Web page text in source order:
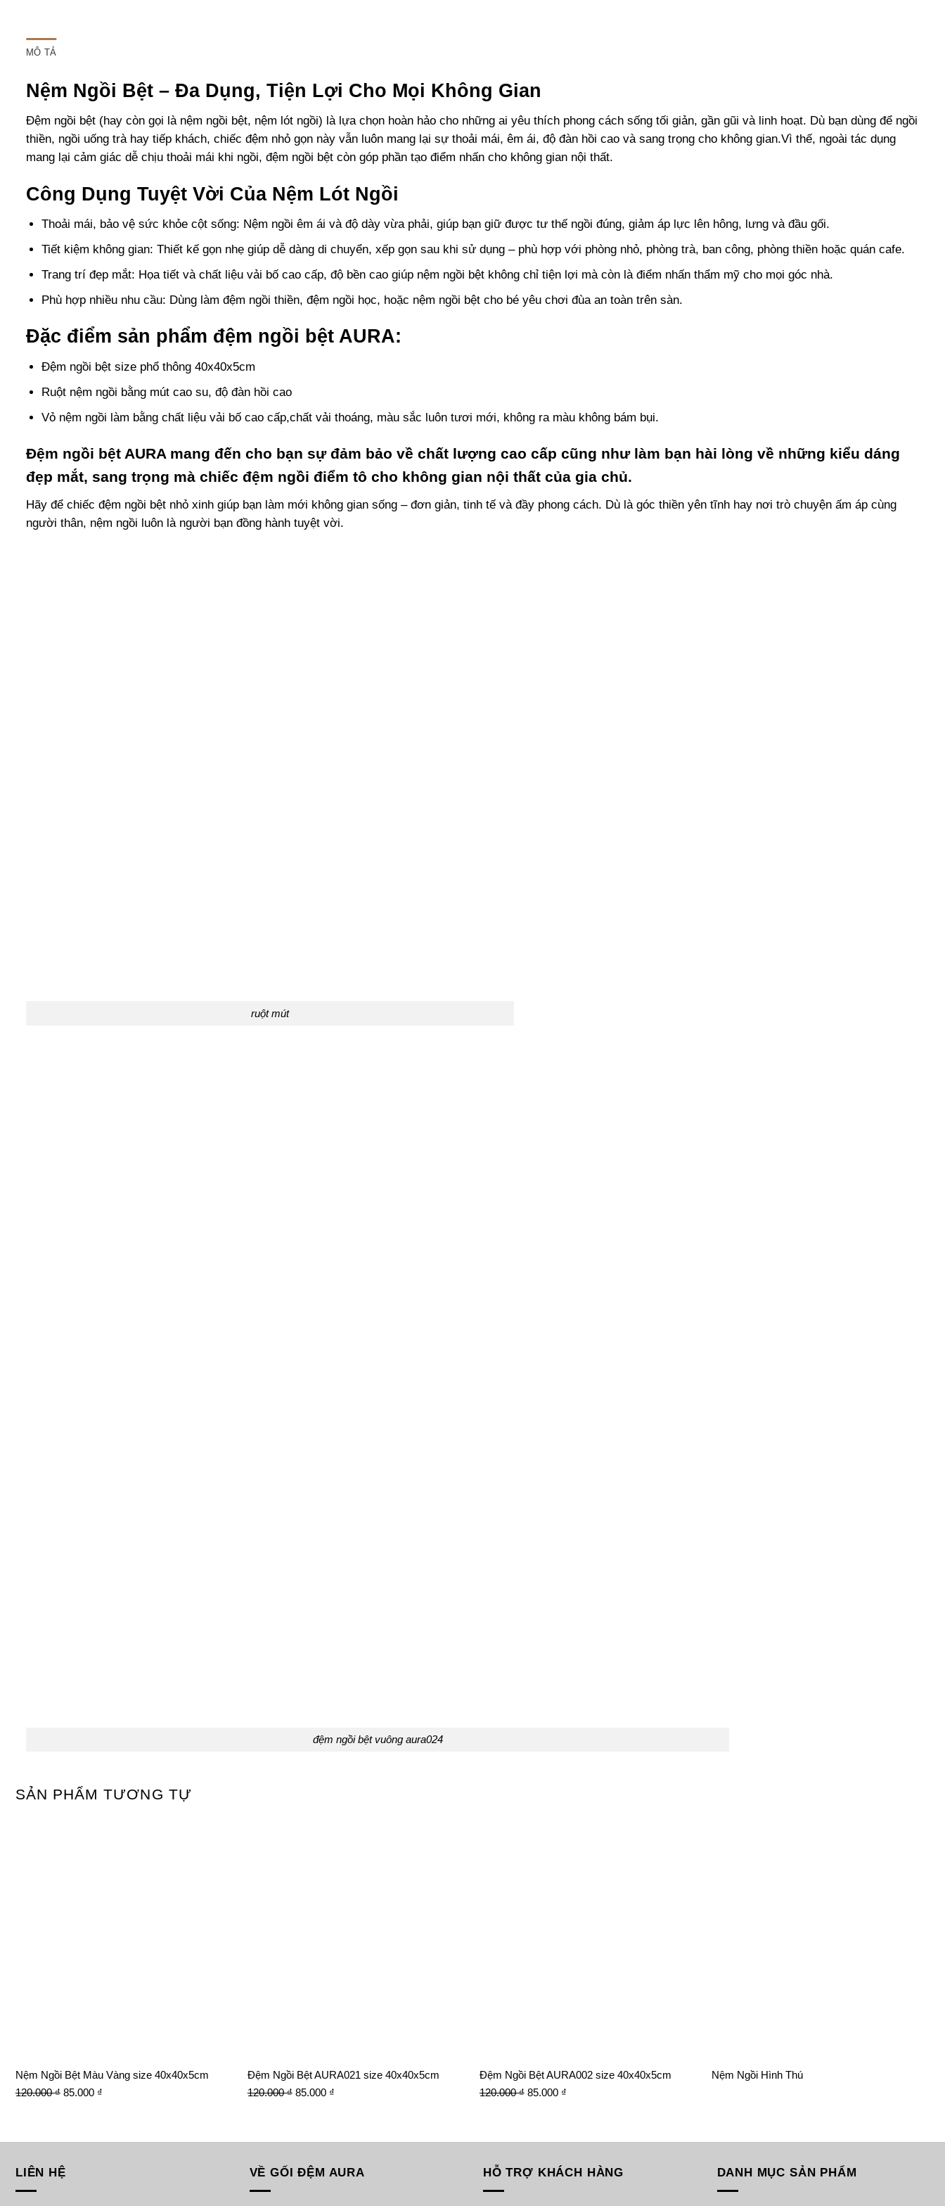
MÔ TẢ
Nệm Ngồi Bệt – Đa Dụng, Tiện Lợi Cho Mọi Không Gian
Đệm ngồi bệt (hay còn gọi là nệm ngồi bệt, nệm lót ngồi) là lựa chọn hoàn hảo cho những ai yêu thích phong cách sống tối giản, gần gũi và linh hoạt. Dù bạn dùng để ngồi
thiền, ngồi uống trà hay tiếp khách, chiếc đệm nhỏ gọn này vẫn luôn mang lại sự thoải mái, êm ái, độ đàn hồi cao và sang trọng cho không gian.Vì thế, ngoài tác dụng
mang lại cảm giác dễ chịu thoải mái khi ngồi, đệm ngồi bệt còn góp phần tạo điểm nhấn cho không gian nội thất.
Công Dụng Tuyệt Vời Của Nệm Lót Ngồi
Thoải mái, bảo vệ sức khỏe cột sống: Nệm ngồi êm ái và độ dày vừa phải, giúp bạn giữ được tư thế ngồi đúng, giảm áp lực lên hông, lưng và đầu gối.
Tiết kiệm không gian: Thiết kế gọn nhẹ giúp dễ dàng di chuyển, xếp gọn sau khi sử dụng – phù hợp với phòng nhỏ, phòng trà, ban công, phòng thiền hoặc quán cafe.
Trang trí đẹp mắt: Họa tiết và chất liệu vải bố cao cấp, độ bền cao giúp nệm ngồi bệtkhông chỉ tiện lợi mà còn là điểm nhấn thẩm mỹ cho mọi góc nhà.
Phù hợp nhiều nhu cầu: Dùng làm đệm ngồi thiền, đệm ngồi học, hoặc nệm ngồi bệtcho bé yêu chơi đùa an toàn trên sàn.
Đặc điểm sản phẩm đệm ngồi bệt AURA:
Đệm ngồi bệt size phổ thông 40x40x5cm
Ruột nệm ngồi bằng mút cao su, độ đàn hồi cao
Vỏ nệm ngồi làm bằng chất liệu vải bố cao cấp,chất vải thoáng, màu sắc luôn tươi mới, không ra màu không bám bụi.
Đệm ngồi bệt AURA mang đến cho bạn sự đảm bảo về chất lượng cao cấp cũng như làm bạn hài lòng về những kiểu dáng
đẹp mắt, sang trọng mà chiếc đệm ngồi điểm tô cho không gian nội thất của gia chủ.
Hãy để chiếc đệm ngồi bệt nhỏ xinh giúp bạn làm mới không gian sống – đơn giản, tinh tế và đầy phong cách. Dù là góc thiền yên tĩnh hay nơi trò chuyện ấm áp cùng
người thân, nệm ngồi luôn là người bạn đồng hành tuyệt vời.
ruột mút
đệm ngồi bệt vuông aura024
SẢN PHẨM TƯƠNG TỰ
Nệm Ngồi Bệt Màu Vàng size 40x40x5cm
120.000₫ Giá
120.000 ₫.
85.000 ₫Giá
là:
Đệm Ngồi Bệt AURA021 size 40x40x5cm
120.000₫ Giá
120.000 ₫.
85.000 ₫Giá
là:
Đệm Ngồi Bệt AURA002 size 40x40x5cm
120.000₫ Giá
120.000 ₫.
85.000 ₫Giá
là:
Nệm Ngồi Hình Thú
LIÊN HỆ VỀ GỐI ĐỆM AURA HỖ TRỢ KHÁCH HÀNG DANH MỤC SẢN PHẨM